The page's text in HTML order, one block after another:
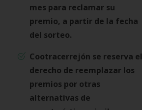
mes para reclamar su
premio, a partir de la fecha
del sorteo.
Cootracerrejón se reserva el
derecho de reemplazar los
premios por otras
alternativas de